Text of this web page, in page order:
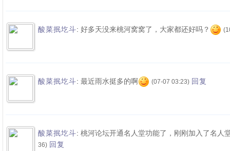
酸菜抿圪斗: 好多天没来桃河窝窝了，大家都还好吗？
酸菜抿圪斗: 最近雨水挺多的啊 (07-07 03:23) 回复
酸菜抿圪斗: 桃河论坛开通名人堂功能了，刚刚加入了名人
36) 回复